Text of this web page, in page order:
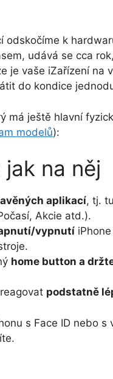
odskočíme k
udává se cca
je vaše iZařízení na
do kondice
má ještě hlavní
modelů):
na něj
aplikací, tj.
Akcie atd.).
vypnutí
home button a
podstatně
s Face ID nebo